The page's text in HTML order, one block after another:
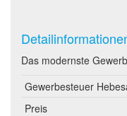
Das modernste
Gewerbesteuer
Preis